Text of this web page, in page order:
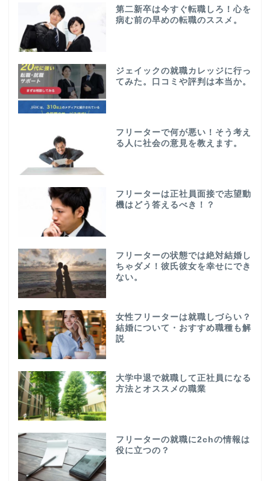
第二新卒は今すぐ転職しろ！心を
病む前の早めの転職のススメ。
ジェイックの就職カレッジに行っ
てみた。口コミや評判は本当か。
フリーターで何が悪い！そう考え
る人に社会の意見を教えます。
フリーターは正社員面接で志望動
機はどう答えるべき！？
フリーターの状態では絶対結婚し
ちゃダメ！彼氏彼女を幸せにでき
ない。
女性フリーターは就職しづらい？
結婚について・おすすめ職種も解
説
大学中退で就職して正社員になる
方法とオススメの職業
フリーターの就職に2chの情報は
役に立つの？